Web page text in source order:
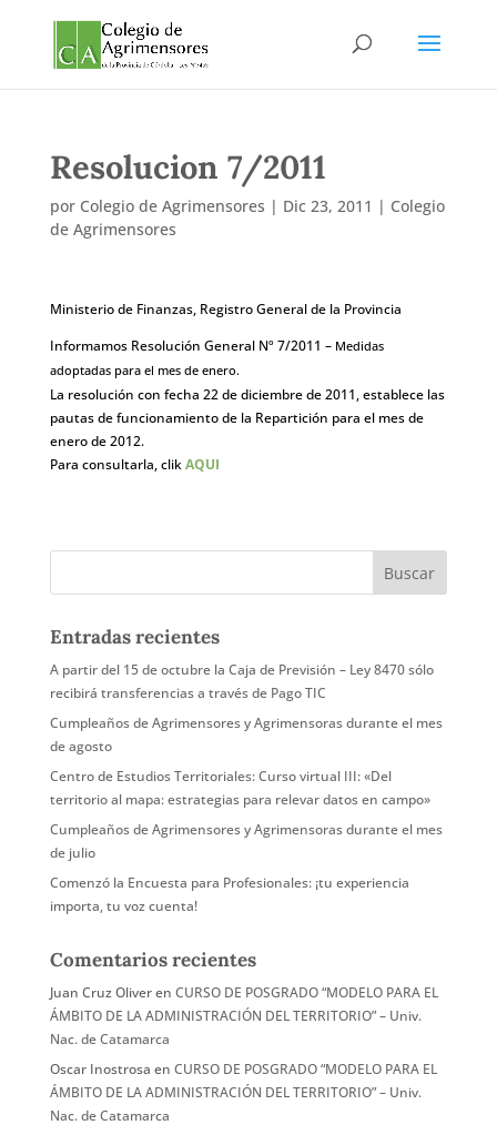
Resolucion 7/2011
por Colegio de Agrimensores | Dic 23, 2011 | Colegio
de Agrimensores
Ministerio de Finanzas, Registro General de la Provincia
Informamos Resolución General Nº 7/2011 – Medidas
adoptadas para el mes de enero.
La resolución con fecha 22 de diciembre de 2011, establece las
pautas de funcionamiento de la Repartición para el mes de
enero de 2012.
Para consultarla, clikAQUI
Entradas recientes
A partir del 15 de octubre la Caja de Previsión – Ley 8470 sólo
recibirá transferencias a través de Pago TIC
Cumpleaños de Agrimensores y Agrimensoras durante el mes
de agosto
Centro de Estudios Territoriales: Curso virtual III: «Del
territorio al mapa: estrategias para relevar datos en campo»
Cumpleaños de Agrimensores y Agrimensoras durante el mes
de julio
Comenzó la Encuesta para Profesionales: ¡tu experiencia
importa, tu voz cuenta!
Comentarios recientes
Juan Cruz Oliveren CURSO DE POSGRADO “MODELO PARA EL
ÁMBITO DE LA ADMINISTRACIÓN DEL TERRITORIO” – Univ.
Nac. de Catamarca
Oscar Inostrosa en CURSO DE POSGRADO “MODELO PARA EL
ÁMBITO DE LA ADMINISTRACIÓN DEL TERRITORIO” – Univ.
Nac. de Catamarca